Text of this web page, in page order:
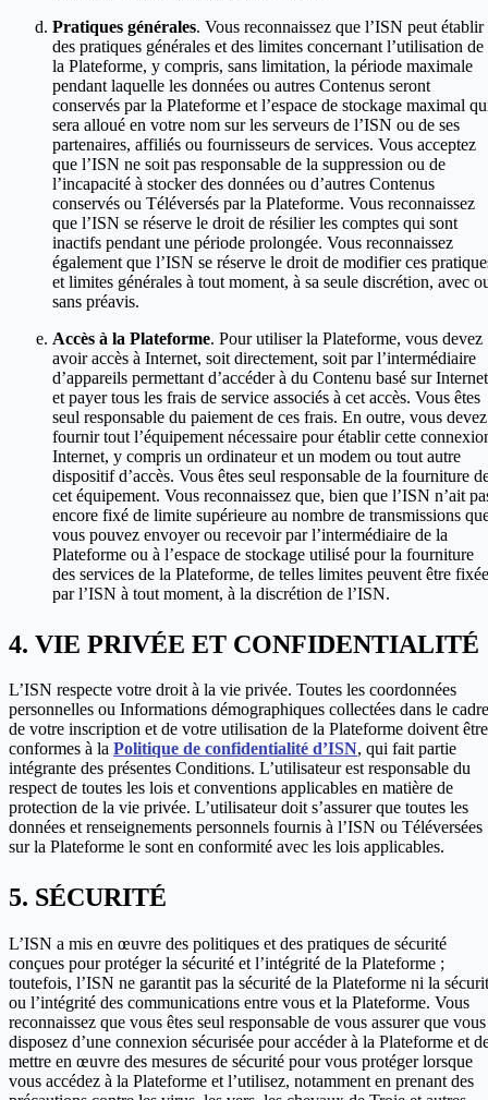
Pratiques générales. Vous reconnaissez que l’ISN peut établir
des pratiques générales et des limites concernant l’utilisation de
la Plateforme, y compris, sans limitation, la période maximale
pendant laquelle les données ou autres Contenus seront
conservés par la Plateforme et l’espace de stockage maximal
sera alloué en votre nom sur les serveurs de l’ISN ou de ses
partenaires, affiliés ou fournisseurs de services. Vous acceptez
que l’ISN ne soit pas responsable de la suppression ou de
l’incapacité à stocker des données ou d’autres Contenus
conservés ou Téléversés par la Plateforme. Vous reconnaissez
que l’ISN se réserve le droit de résilier les comptes qui sont
inactifs pendant une période prolongée. Vous reconnaissez
également que l’ISN se réserve le droit de modifier ces
et limites générales à tout moment, à sa seule discrétion, avec
sans préavis.
Accès à la Plateforme. Pour utiliser la Plateforme, vous devez
avoir accès à Internet, soit directement, soit par l’intermédiaire
d’appareils permettant d’accéder à du Contenu basé sur
et payer tous les frais de service associés à cet accès. Vous êtes
seul responsable du paiement de ces frais. En outre, vous devez
fournir tout l’équipement nécessaire pour établir cette
Internet, y compris un ordinateur et un modem ou tout autre
dispositif d’accès. Vous êtes seul responsable de la fourniture
cet équipement. Vous reconnaissez que, bien que l’ISN n’ait
encore fixé de limite supérieure au nombre de transmissions
vous pouvez envoyer ou recevoir par l’intermédiaire de la
Plateforme ou à l’espace de stockage utilisé pour la fourniture
des services de la Plateforme, de telles limites peuvent être
par l’ISN à tout moment, à la discrétion de l’ISN.
VIE PRIVÉE ET CONFIDENTIALITÉ
L’ISN respecte votre droit à la vie privée. Toutes les coordonnées
personnelles ou Informations démographiques collectées dans le cadre
de votre inscription et de votre utilisation de la Plateforme doivent être
conformes à la Politique de confidentialité d’ISN, qui fait partie
intégrante des présentes Conditions. L’utilisateur est responsable du
respect de toutes les lois et conventions applicables en matière de
protection de la vie privée. L’utilisateur doit s’assurer que toutes les
données et renseignements personnels fournis à l’ISN ou Téléversées
sur la Plateforme le sont en conformité avec les lois applicables.
SÉCURITÉ
L’ISN a mis en œuvre des politiques et des pratiques de sécurité
conçues pour protéger la sécurité et l’intégrité de la Plateforme ;
toutefois, l’ISN ne garantit pas la sécurité de la Plateforme ni la
ou l’intégrité des communications entre vous et la Plateforme. Vous
reconnaissez que vous êtes seul responsable de vous assurer que vous
disposez d’une connexion sécurisée pour accéder à la Plateforme et
mettre en œuvre des mesures de sécurité pour vous protéger lorsque
vous accédez à la Plateforme et l’utilisez, notamment en prenant des